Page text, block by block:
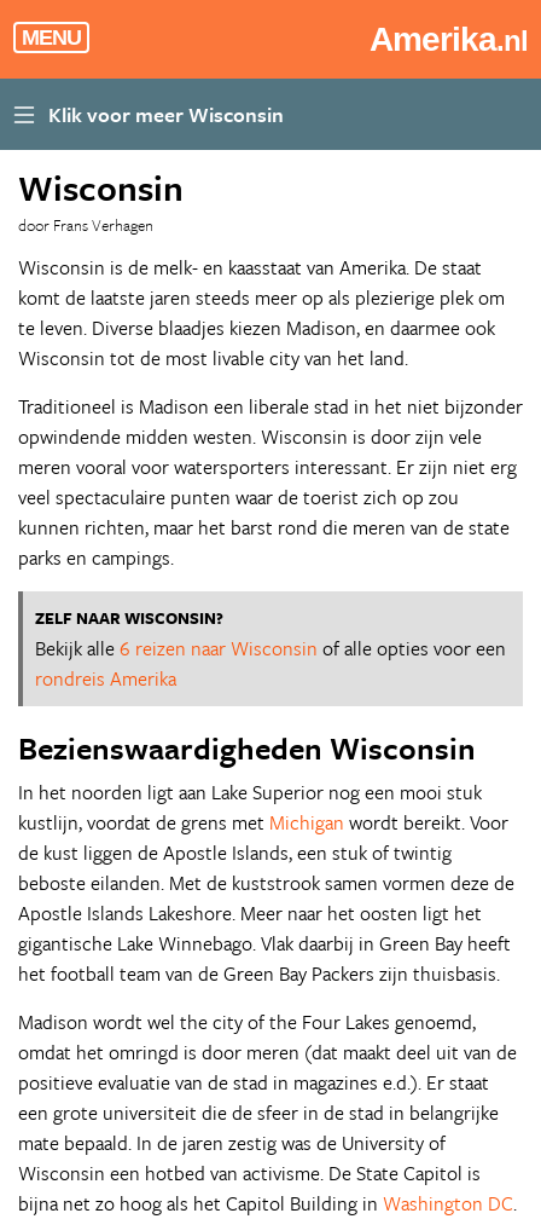
MENU Amerika.nl
Wisconsin
door Frans Verhagen
Wisconsin is de melk- en kaasstaat van Amerika. De staat
komt de laatste jaren steeds meer op als plezierige plek om
te leven. Diverse blaadjes kiezen Madison, en daarmee ook
Wisconsin tot de most livable city van het land.
Traditioneel is Madison een liberale stad in het niet bijzonder
opwindende midden westen. Wisconsin is door zijn vele
meren vooral voor watersporters interessant. Er zijn niet erg
veel spectaculaire punten waar de toerist zich op zou
kunnen richten, maar het barst rond die meren van de state
parks en campings.
ZELF NAAR WISCONSIN?
Bekijk alle6 reizen naar Wisconsin of alle opties voor een
rondreis Amerika
Bezienswaardigheden Wisconsin
In het noorden ligt aan Lake Superior nog een mooi stuk
kustlijn, voordat de grens met Michigan wordt bereikt. Voor
de kust liggen de Apostle Islands, een stuk of twintig
beboste eilanden. Met de kuststrook samen vormen deze de
Apostle Islands Lakeshore. Meer naar het oosten ligt het
gigantische Lake Winnebago. Vlak daarbij in Green Bay heeft
het football team van de Green Bay Packers zijn thuisbasis.
Madison wordt wel the city of the Four Lakes genoemd,
omdat het omringd is door meren (dat maakt deel uit van de
positieve evaluatie van de stad in magazines e.d.). Er staat
een grote universiteit die de sfeer in de stad in belangrijke
mate bepaald. In de jaren zestig was de University of
Wisconsin een hotbed van activisme. De State Capitol is
bijna net zo hoog als het Capitol Building in Washington DC.